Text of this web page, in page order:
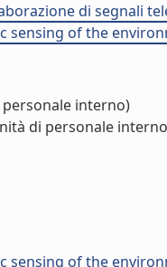
di segnali
of the
interno)
di personale
of the